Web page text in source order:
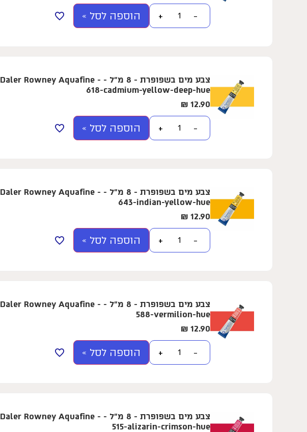
הוספה לסל » −
+
צבע מים בשפופרת - 8 מ"ל - Daler Rowney Aquafine -
618-cadmium-yellow-deep-hue
12.90
₪
הוספה לסל » −
+
צבע מים בשפופרת - 8 מ"ל - Daler Rowney Aquafine -
643-indian-yellow-hue
12.90
₪
הוספה לסל » −
+
צבע מים בשפופרת - 8 מ"ל - Daler Rowney Aquafine -
588-vermilion-hue
12.90
₪
הוספה לסל » −
+
צבע מים בשפופרת - 8 מ"ל - Daler Rowney Aquafine -
515-alizarin-crimson-hue